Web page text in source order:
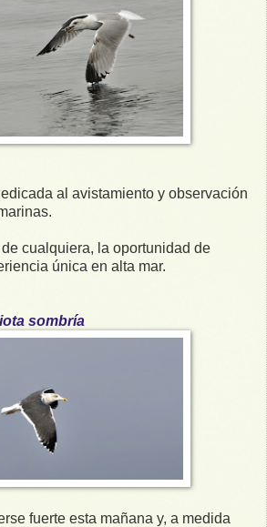
al avistamiento y observación
cualquiera, la oportunidad de
única en alta mar.
sombría
fuerte esta mañana y, a medida